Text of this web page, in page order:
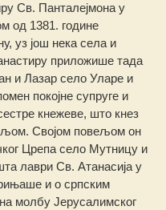
Св. Панталејмона у
од 1381. године
уз још нека села и
приложише тада
и Лазар село Уларе и
покојне супруге и
кнежеве, што кнез
Својом повељом он
Црепа село Мутницу и
лаври Св. Атанасија у
и о српским
молбу Јерусалимског